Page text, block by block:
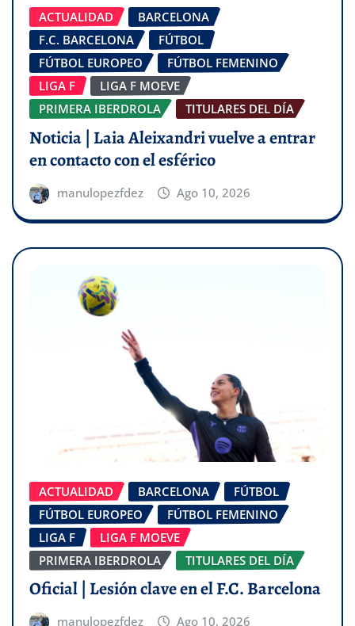
ACTUALIDAD
BARCELONA
F.C. BARCELONA
FÚTBOL
FÚTBOL EUROPEO
FÚTBOL FEMENINO
LIGA F
LIGA F MOEVE
PRIMERA IBERDROLA
TITULARES DEL DÍA
Noticia | Laia Aleixandri vuelve a entrar
en contacto con el esférico
manulopezfdez Ago 10, 2026
ACTUALIDAD BARCELONA
FÚTBOL
FÚTBOL EUROPEO
FÚTBOL FEMENINO
LIGA F
LIGA F MOEVE
PRIMERA IBERDROLA
TITULARES DEL DÍA
Oficial | Lesión clave en el F.C. Barcelona
manulopezfdez Ago 10, 2026